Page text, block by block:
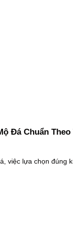
Đá Chuẩn
việc lựa chọn đúng